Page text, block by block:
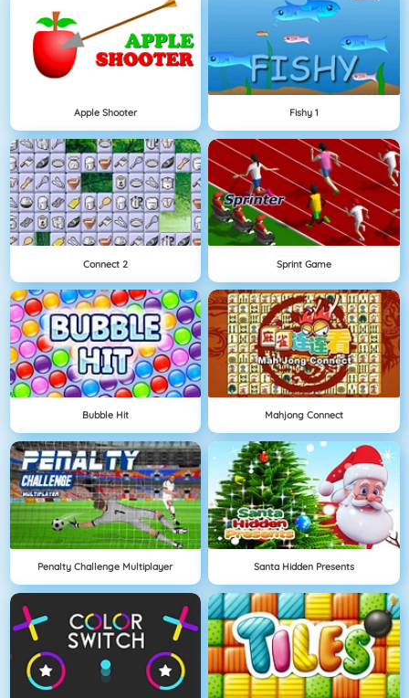
Apple Shooter Fishy 1
Connect 2 Sprint Game
Bubble Hit Mahjong Connect
Penalty Challenge Multiplayer Santa Hidden Presents